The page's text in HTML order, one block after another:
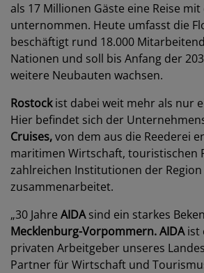
als 17 Millionen Gäste eine Reise
unternommen. Heute umfasst die
beschäftigt rund 18.000
Nationen und soll bis Anfang der
weitere Neubauten wachsen.
Rostockist dabei weit mehr als nur
Hier befindet sich der
Cruises,von dem aus die Reederei
maritimen Wirtschaft, touristischen
zahlreichen Institutionen der Region
zusammenarbeitet.
„30 Jahre AIDAsind ein starkes
Mecklenburg-Vorpommern. AIDAist
privaten Arbeitgeber unseres
Partner für Wirtschaft und